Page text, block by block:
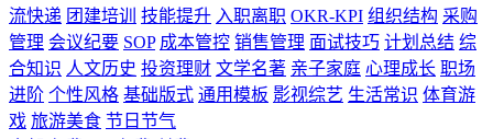
流快递 团建培训 技能提升 入职离职 OKR-KPI 组织结构 采购
管理 会议纪要 SOP 成本管控 销售管理 面试技巧 计划总结 综
合知识 人文历史 投资理财 文学名著 亲子家庭 心理成长 职场
进阶 个性风格 基础版式 通用模板 影视综艺 生活常识 体育游
戏 旅游美食 节日节气